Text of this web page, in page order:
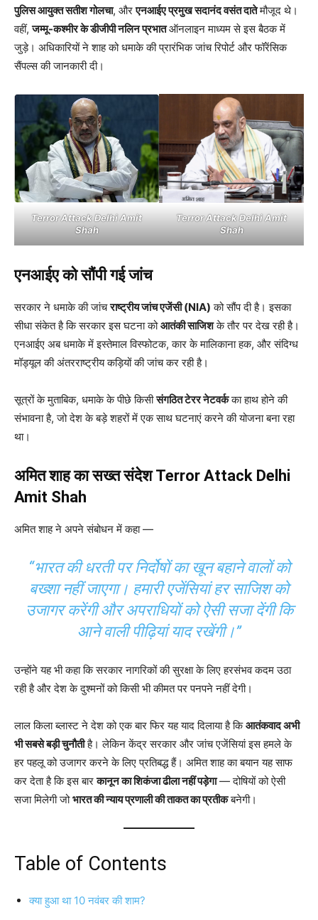
पुलिस आयुक्त सतीश गोलचा, औरएनआईए प्रमुख सदानंद वसंत दातेमौजूद थे।
वहीं,जम्मू-कश्मीर के डीजीपी नलिन प्रभातऑनलाइन माध्यम से इस बैठक में
जुड़े। अधिकारियों ने शाह को धमाके की प्रारंभिक जांच रिपोर्ट और फॉरेंसिक
सैंपल्स की जानकारी दी।
Terror Attack Delhi Amit
Shah
Terror Attack Delhi Amit
Shah
एनआईए को सौंपी गई जांच
सरकार ने धमाके की जांचराष्ट्रीय जांच एजेंसी (NIA) को सौंप दी है। इसका
सीधा संकेत है कि सरकार इस घटना कोआतंकी साजिशके तौर पर देख रही है।
एनआईए अब धमाके में इस्तेमाल विस्फोटक, कार के मालिकाना हक, और संदिग्ध
मॉड्यूल की अंतरराष्ट्रीय कड़ियों की जांच कर रही है।
सूत्रों के मुताबिक, धमाके के पीछे किसीसंगठित टेरर नेटवर्कका हाथ होने की
संभावना है, जो देश के बड़े शहरों में एक साथ घटनाएं करने की योजना बना रहा
था।
अमित शाह का सख्त संदेश Terror Attack Delhi
Amit Shah
अमित शाह ने अपने संबोधन में कहा —
“भारत की धरती पर निर्दोषों का खून बहाने वालों को
बख्शा नहीं जाएगा। हमारी एजेंसियां हर साजिश को
उजागर करेंगी और अपराधियों को ऐसी सजा देंगी कि
आने वाली पीढ़ियां याद रखेंगी।”
उन्होंने यह भी कहा कि सरकार नागरिकों की सुरक्षा के लिए हरसंभव कदम उठा
रही है और देश के दुश्मनों को किसी भी कीमत पर पनपने नहीं देगी।
लाल किला ब्लास्ट ने देश को एक बार फिर यह याद दिलाया है किआतंकवाद अभी
भी सबसे बड़ी चुनौतीहै। लेकिन केंद्र सरकार और जांच एजेंसियां इस हमले के
हर पहलू को उजागर करने के लिए प्रतिबद्ध हैं। अमित शाह का बयान यह साफ
कर देता है कि इस बारकानून का शिकंजा ढीला नहीं पड़ेगा— दोषियों को ऐसी
सजा मिलेगी जोभारत की न्याय प्रणाली की ताकत का प्रतीकबनेगी।
Table of Contents
क्या हुआ था 10 नवंबर की शाम?